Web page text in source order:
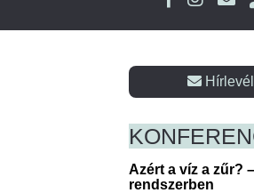
Azért a víz a zűr?
rendszerben